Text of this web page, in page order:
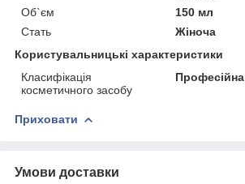
Об`єм
150 мл
Стать
Жіноча
Користувальницькі характеристики
Класифікація
косметичного засобу
Професійна
Приховати
Умови доставки